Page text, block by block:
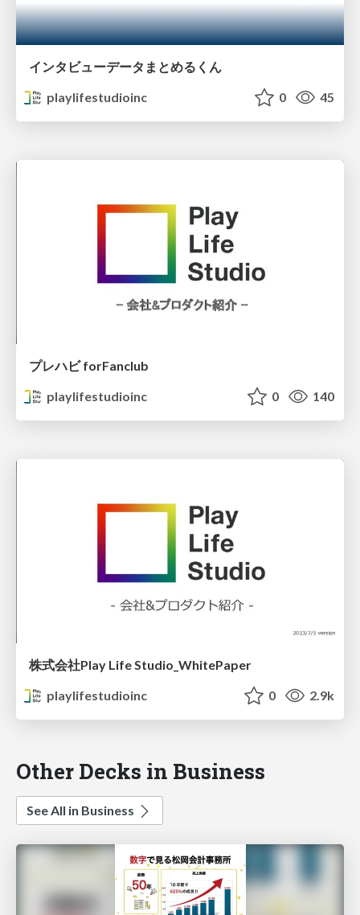
インタビューデータまとめるくん
playlifestudioinc
0 45
プレハビ forFanclub
playlifestudioinc
0 140
株式会社Play Life Studio_WhitePaper
playlifestudioinc
0 2.9k
Other Decks in Business
See All in Business